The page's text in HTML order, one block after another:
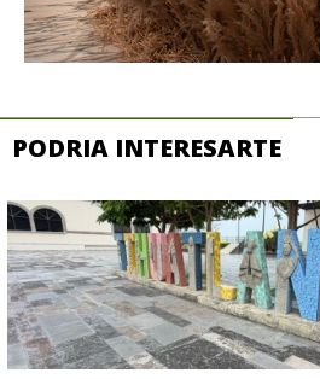
PODRIA INTERESARTE